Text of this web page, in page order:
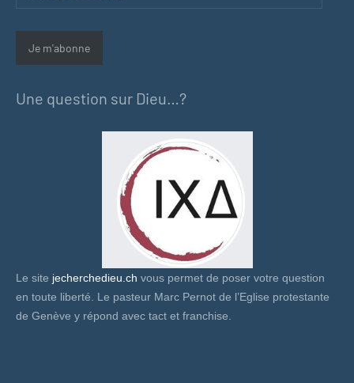
Je m'abonne
Une question sur Dieu…?
Le site jecherchedieu.ch vous permet de poser votre question
en toute liberté. Le pasteur Marc Pernot de l’Eglise protestante
de Genève y répond avec tact et franchise.